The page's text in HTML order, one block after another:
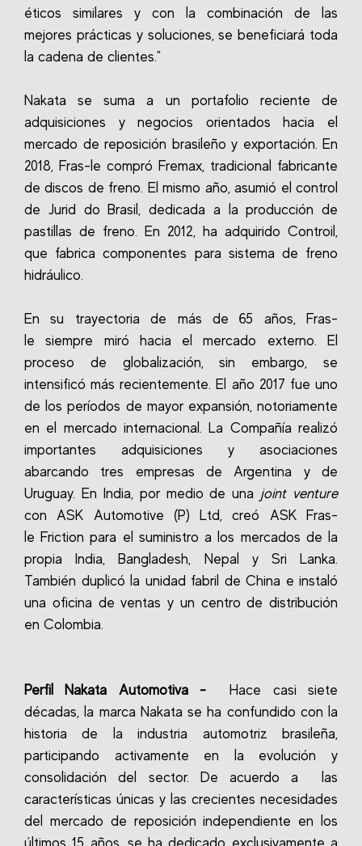
éticos similares y con la combinación de las
mejores prácticas y soluciones, se beneficiará toda
la cadena de clientes."
Nakata se suma a un portafolio reciente de
adquisiciones y negocios orientados hacia el
mercado de reposición brasileño y exportación. En
2018, Fras-le compró Fremax, tradicional fabricante
de discos de freno. El mismo año, asumió el control
de Jurid do Brasil, dedicada a la producción de
pastillas de freno. En 2012, ha adquirido Controil ,
que fabrica componentes para sistema de freno
hidráulico.
En su trayectoria de más de 65 años, Fras-
le siempre miró hacia el mercado externo.
El
proceso de globalización, sin embargo, se
intensificó más recientemente. El año 2017 fue uno
de los períodos de mayor expansión, notoriamente
en el mercado internacional. La Compañía realizó
importantes adquisiciones y asociaciones
abarcando tres empresas de Argentina y de
Uruguay. En India, por medio de una joint venture
con ASK Automotive (P) Ltd, creó ASK Fras-
le Friction para el suministro a los mercados de la
propia India, Bangladesh, Nepal y Sri Lanka.
También duplicó la unidad fabril de China e instaló
una oficina de ventas y un centro de distribución
en Colombia.
Perfil Nakata Automotiva -
Hace casi siete
décadas, la marca Nakata se ha confundido con la
historia de la industria automotriz brasileña,
participando activamente en la evolución y
consolidación del sector. De acuerdo a las
características únicas y las crecientes necesidades
del mercado de reposición independiente en los
últimos 15 años, se ha dedicado exclusivamente a